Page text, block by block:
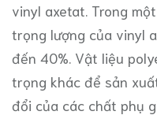
vinyl axetat. Trong
trọng lượng của vinyl
đến 40%. Vật liệu
trọng khác để sản
đổi của các chất phụ